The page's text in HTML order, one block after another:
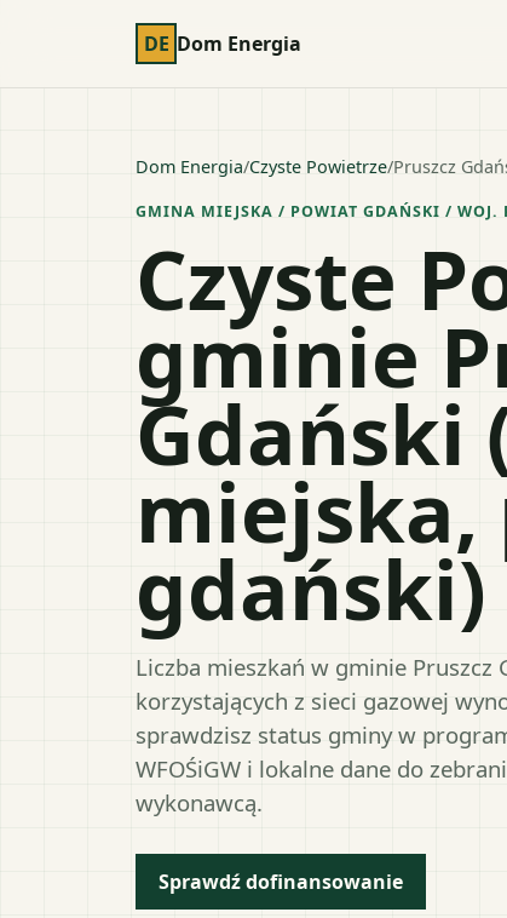
DE Dom Energia
Dom Energia/Czyste Powietrze/Pruszcz
GMINA MIEJSKA / POWIAT GDAŃSKI / WOJ.
Czyste
gminie
Gdański
gdański)
Liczba mieszkań w gminie Pruszcz
korzystających z sieci gazowej
sprawdzisz status gminy w
WFOŚiGW i lokalne dane do
wykonawcą.
Sprawdź dofinansowanie